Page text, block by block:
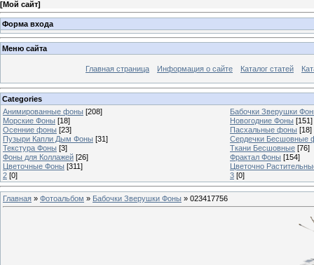
[Мой сайт]
Форма входа
Меню сайта
Главная страница Информация о сайте Каталог статей
Categories
Анимированные фоны [208]
Бабочки Зверушки
Морские Фоны [18] Новогодние Фоны [151]
Осенние фоны [23] Пасхальные фоны [18]
Пузыри Капли Дым Фоны [31]
Сердечки Бесшовные
Текстура Фоны [3] Ткани Бесшовные [76]
Фоны для Коллажей [26] Фрактал Фоны [154]
Цветочные Фоны [311]
Цветочно
2 [0] 3 [0]
Главная » Фотоальбом » Бабочки Зверушки Фоны » 023417756